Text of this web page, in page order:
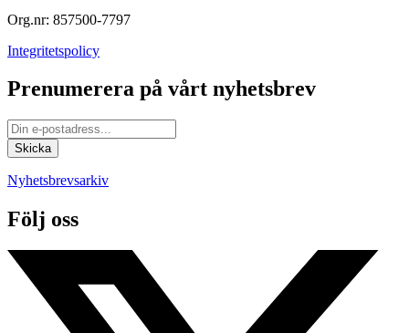
Org.nr: 857500-7797
Integritetspolicy
Prenumerera på vårt nyhetsbrev
Nyhetsbrevsarkiv
Följ oss